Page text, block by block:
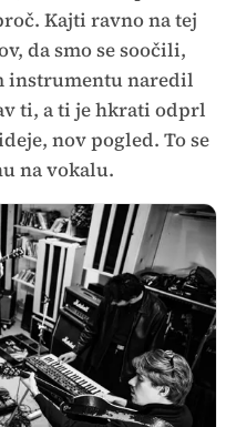
Kajti ravno na tej
da smo se soočili,
instrumentu naredil
ti, a ti je hkrati odprl
nov pogled. To se
na vokalu.